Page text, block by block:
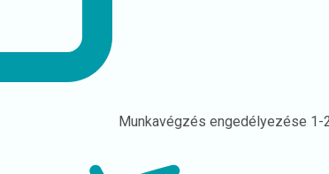
Munkavégzés engedélyezése 1-